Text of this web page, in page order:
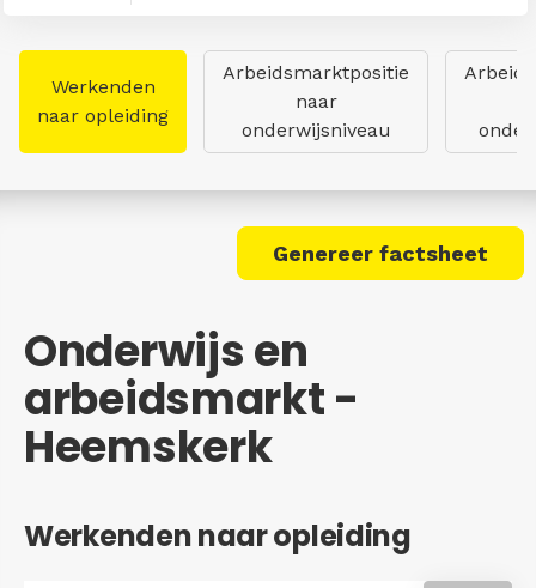
Werkenden
naar opleiding
Arbeidsmarktpositie
naar
onderwijsniveau
Genereer factsheet
Onderwijs en
arbeidsmarkt -
Heemskerk
Werkenden naar opleiding